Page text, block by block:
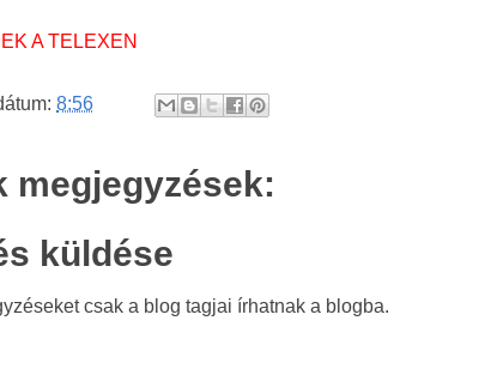
A TELEXEN
8:56
megjegyzések:
küldése
csak a blog tagjai írhatnak a blogba.